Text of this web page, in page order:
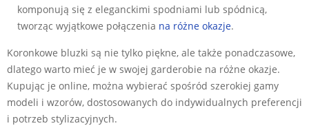
komponują się z eleganckimi spodniami lub spódnicą,
tworząc wyjątkowe połączenia na różne okazje.
Koronkowe bluzki są nie tylko piękne, ale także ponadczasowe,
dlatego warto mieć je w swojej garderobie na różne okazje.
Kupując je online, można wybierać spośród szerokiej gamy
modeli i wzorów, dostosowanych do indywidualnych preferencji
i potrzeb stylizacyjnych.